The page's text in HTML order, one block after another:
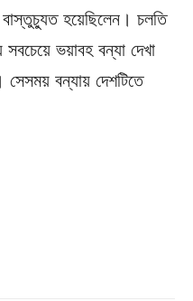
হয়েছিলেন। চলতি
ভয়াবহ বন্যা দেখা
বন্যায় দেশটিতে